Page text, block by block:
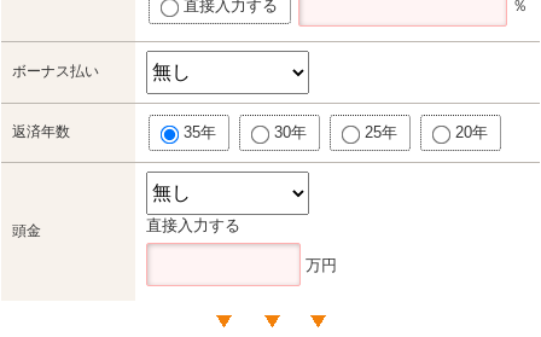
直接入力する ％
ボーナス払い
返済年数 35年 30年 25年 20年
頭金 直接入力する
万円